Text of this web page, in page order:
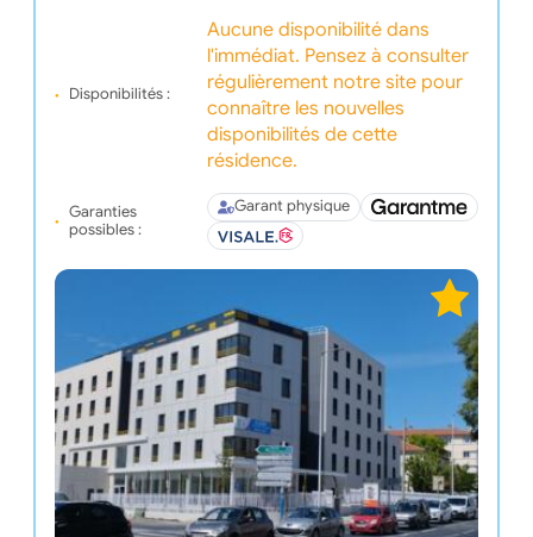
Disponibilités :
Aucune disponibilité dans
l'immédiat. Pensez à consulter
régulièrement notre site pour
connaître les nouvelles
disponibilités de cette
résidence.
Garanties
possibles :
Garant physique